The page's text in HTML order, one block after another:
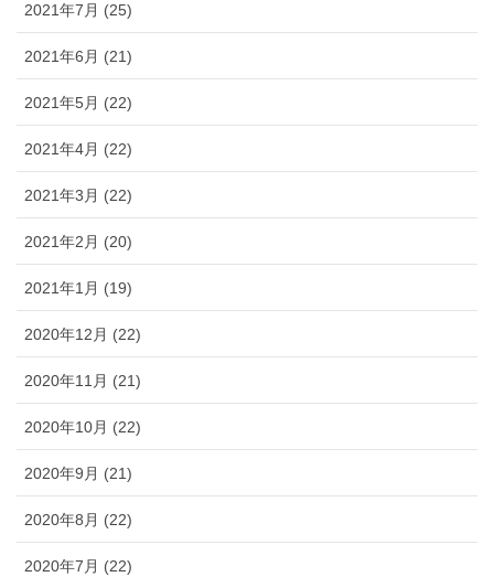
2021年7月 (25)
2021年6月 (21)
2021年5月 (22)
2021年4月 (22)
2021年3月 (22)
2021年2月 (20)
2021年1月 (19)
2020年12月 (22)
2020年11月 (21)
2020年10月 (22)
2020年9月 (21)
2020年8月 (22)
2020年7月 (22)